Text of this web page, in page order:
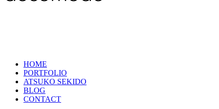
HOME
PORTFOLIO
ATSUKO SEKIDO
BLOG
CONTACT